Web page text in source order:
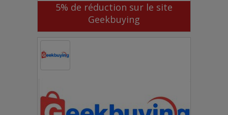
5% de réduction sur le site
Geekbuying